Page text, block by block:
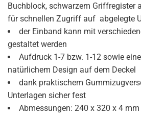
Buchblock, schwarzem Griffregister
für schnellen Zugriff auf abgelegte
der Einband kann mit
gestaltet werden
Aufdruck 1-7 bzw. 1-12 sowie
natürlichem Design auf dem Deckel
dank praktischem
Unterlagen sicher fest
Abmessungen: 240 x 320 x 4 mm